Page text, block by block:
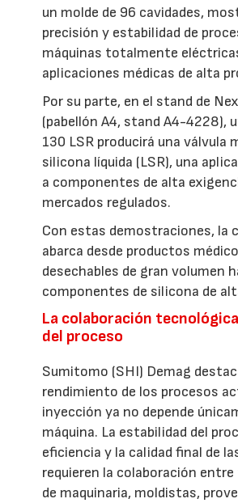
un molde de 96 cavidades,
precisión y estabilidad de
máquinas totalmente
aplicaciones médicas de alta
Por su parte, en el stand de
(pabellón A4, stand A4-4228),
130 LSR producirá una válvula
silicona líquida (LSR), una
a componentes de alta
mercados regulados.
Con estas demostraciones, la
abarca desde productos
desechables de gran volumen
componentes de silicona de
La colaboración
del proceso
Sumitomo (SHI) Demag
rendimiento de los procesos
inyección ya no depende
máquina. La estabilidad del
eficiencia y la calidad final de
requieren la colaboración
de maquinaria, moldistas,